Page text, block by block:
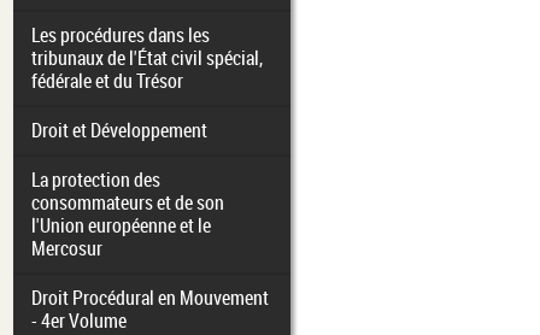
Les procédures dans les
tribunaux de l'État civil spécial,
fédérale et du Trésor
Droit et Développement
La protection des
consommateurs et de son
l'Union européenne et le
Mercosur
Droit Procédural en Mouvement
- 4er Volume